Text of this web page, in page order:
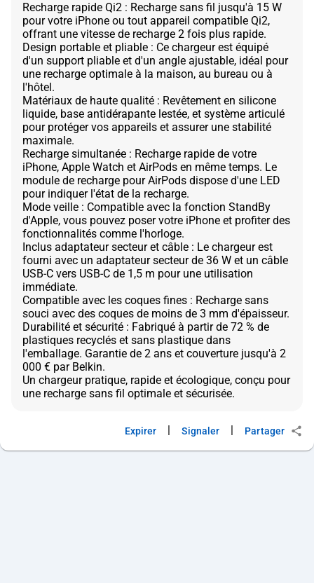
Recharge rapide Qi2 : Recharge sans fil jusqu'à 15 W
pour votre iPhone ou tout appareil compatible Qi2,
offrant une vitesse de recharge 2 fois plus rapide.
Design portable et pliable : Ce chargeur est équipé
d'un support pliable et d'un angle ajustable, idéal pour
une recharge optimale à la maison, au bureau ou à
l'hôtel.
Matériaux de haute qualité : Revêtement en silicone
liquide, base antidérapante lestée, et système articulé
pour protéger vos appareils et assurer une stabilité
maximale.
Recharge simultanée : Recharge rapide de votre
iPhone, Apple Watch et AirPods en même temps. Le
module de recharge pour AirPods dispose d'une LED
pour indiquer l'état de la recharge.
Mode veille : Compatible avec la fonction StandBy
d'Apple, vous pouvez poser votre iPhone et profiter des
fonctionnalités comme l'horloge.
Inclus adaptateur secteur et câble : Le chargeur est
fourni avec un adaptateur secteur de 36 W et un câble
USB-C vers USB-C de 1,5 m pour une utilisation
immédiate.
Compatible avec les coques fines : Recharge sans
souci avec des coques de moins de 3 mm d'épaisseur.
Durabilité et sécurité : Fabriqué à partir de 72 % de
plastiques recyclés et sans plastique dans
l'emballage. Garantie de 2 ans et couverture jusqu'à 2
000 € par Belkin.
Un chargeur pratique, rapide et écologique, conçu pour
Expirer Signaler Partager